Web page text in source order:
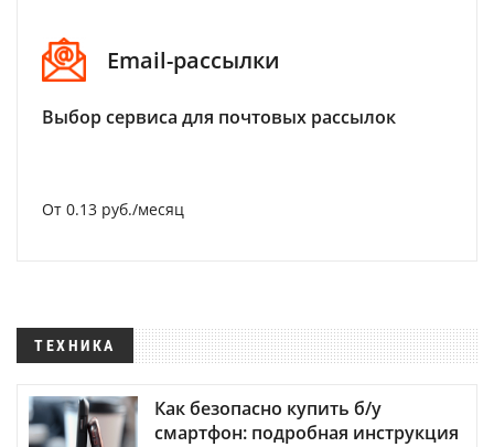
Email-рассылки
Выбор сервиса для почтовых рассылок
От 0.13 руб./месяц
ТЕХНИКА
Как безопасно купить б/у
смартфон: подробная инструкция